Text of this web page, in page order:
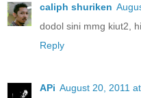
caliph shuriken
dodol sini mmg kiut2,
Reply
APi August 20, 2011